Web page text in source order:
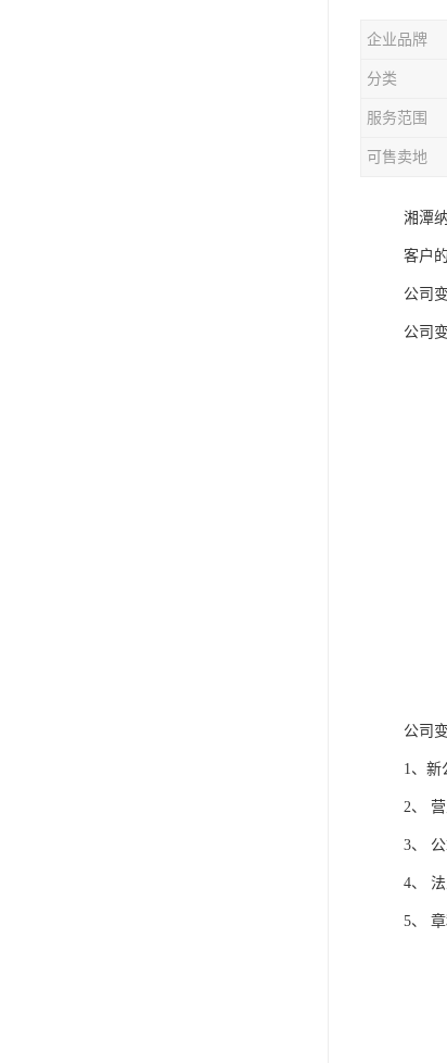
企业品牌
分类
服务范围
可售卖地
湘潭
客户
公司
公司
公司
1、新
2、
3、
4、
5、